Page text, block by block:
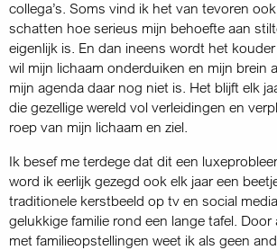
collega’s. Soms vind ik het van tevoren
schatten hoe serieus mijn behoefte aan
eigenlijk is. En dan ineens wordt het
wil mijn lichaam onderduiken en mijn brein
mijn agenda daar nog niet is. Het blijft elk
die gezellige wereld vol verleidingen en
roep van mijn lichaam en ziel.
Ik besef me terdege dat dit een
word ik eerlijk gezegd ook elk jaar een
traditionele kerstbeeld op tv en social
gelukkige familie rond een lange tafel. Door
met familieopstellingen weet ik als geen